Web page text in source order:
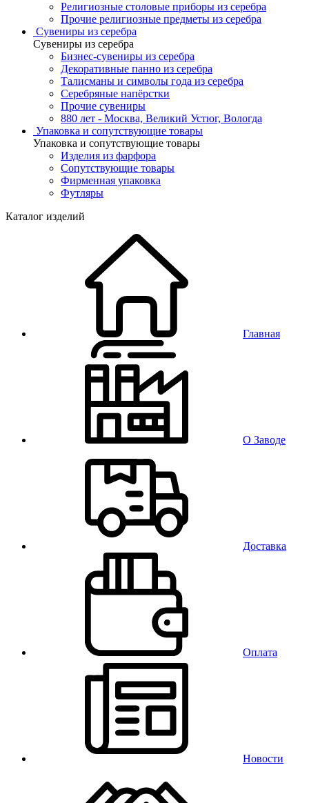
Религиозные столовые приборы из серебра
Прочие религиозные предметы из серебра
Сувениры из серебра
Сувениры из серебра
Бизнес-сувениры из серебра
Декоративные панно из серебра
Талисманы и символы года из серебра
Серебряные напёрстки
Прочие сувениры
880 лет - Москва, Великий Устюг, Вологда
Упаковка и сопутствующие товары
Упаковка и сопутствующие товары
Изделия из фарфора
Сопутствующие товары
Фирменная упаковка
Футляры
Каталог изделий
Главная
О Заводе
Доставка
Оплата
Новости